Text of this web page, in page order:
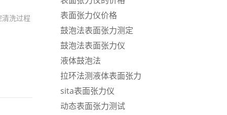
洗过程
表面张力仪价格
鼓泡法表面张力测定
鼓泡法表面张力仪
液体鼓泡法
拉环法测液体表面张力
sita表面张力仪
动态表面张力测试